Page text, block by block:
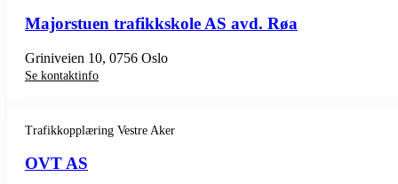
Majorstuen trafikkskole AS avd. Røa
Griniveien 10, 0756 Oslo
Se kontaktinfo
Trafikkopplæring Vestre Aker
OVT AS